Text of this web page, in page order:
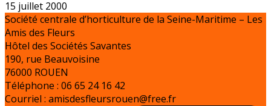
15 juillet 2000
Société centrale d’horticulture de la Seine-Maritime – Les
Amis des Fleurs
Hôtel des Sociétés Savantes
190, rue Beauvoisine
76000 ROUEN
Téléphone : 06 65 24 16 42
Courriel : amisdesfleursrouen@free.fr